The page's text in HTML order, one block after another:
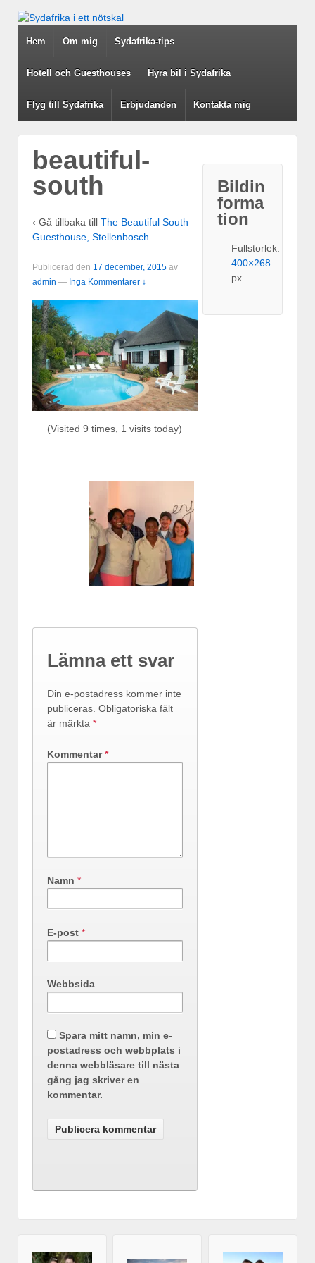
Hem Om mig Sydafrika-tips
Hotell och Guesthouses Hyra bil i Sydafrika
Flyg till Sydafrika Erbjudanden Kontakta mig
beautiful-
south
‹ Gå tillbaka till The Beautiful South
Guesthouse, Stellenbosch
Publicerad den 17 december, 2015 av
admin — Inga Kommentarer ↓
(Visited 9 times, 1 visits today)
Lämna ett svar
Din e-postadress kommer inte
publiceras. Obligatoriska fält
är märkta *
Kommentar*
Namn *
E-post *
Webbsida
Spara mitt namn, min e-
postadress och webbplats i
denna webbläsare till nästa
gång jag skriver en
kommentar.
Bildin
forma
tion
Fullstorlek:
400×268
px